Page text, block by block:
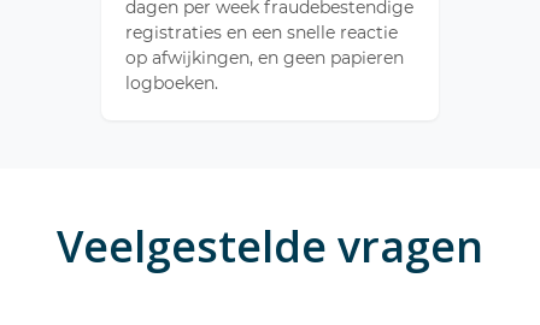
dagen per week fraudebestendige
registraties en een snelle reactie
op afwijkingen, en geen papieren
logboeken.
Veelgestelde vragen